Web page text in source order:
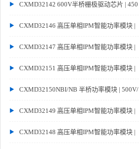
CXMD32142 600V半桥栅极驱动芯片 | 450
CXMD32146 高压单相IPM智能功率模块 |
CXMD32147 高压单相IPM智能功率模块 |
CXMD32151 高压单相IPM智能功率模块 |
CXMD32150NBI/NB 半桥功率模块 | 500V/
CXMD32149 高压单相IPM智能功率模块 |
CXMD32148 高压单相IPM智能功率模块 |